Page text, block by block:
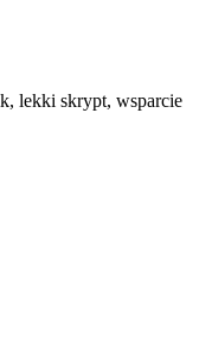
lekki skrypt, wsparcie